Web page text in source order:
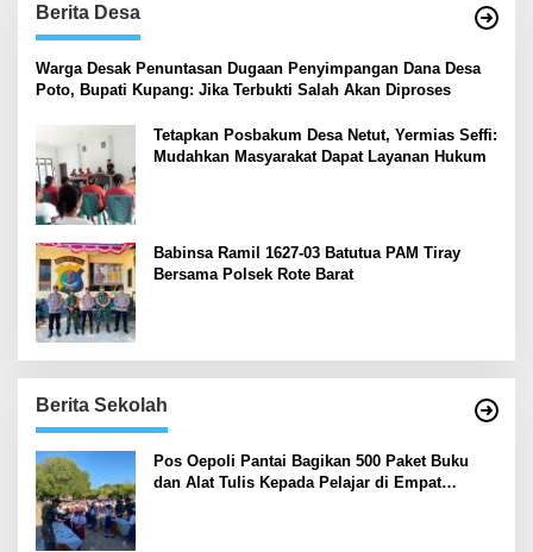
Berita Desa
‎Warga Desak Penuntasan Dugaan Penyimpangan Dana Desa
Poto, Bupati Kupang: Jika Terbukti Salah Akan Diproses
Tetapkan Posbakum Desa Netut, Yermias Seffi:
Mudahkan Masyarakat Dapat Layanan Hukum
Babinsa Ramil 1627-03 Batutua PAM Tiray
Bersama Polsek Rote Barat
Berita Sekolah
Pos Oepoli Pantai Bagikan 500 Paket Buku
dan Alat Tulis Kepada Pelajar di Empat